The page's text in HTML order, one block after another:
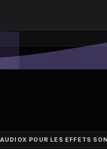
POUR LES EFFETS